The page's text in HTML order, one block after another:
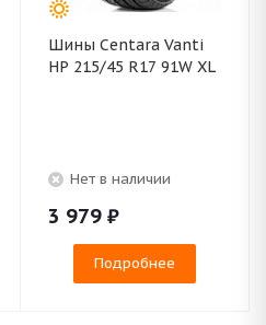
Шины Centara Vanti
HP 215/45 R17 91W XL
Нет в наличии
3 979 ₽
Подробнее